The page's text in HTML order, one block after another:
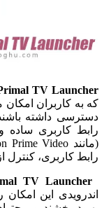
TV Launcher
که به کاربران
دسترسی داشته
رابط کاربری ساده و
رابط کاربری، کنترل
TV Launcher
اندرویدی این